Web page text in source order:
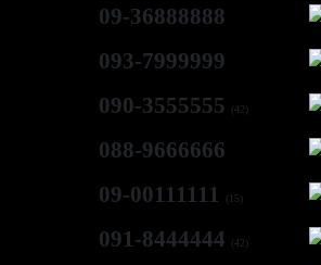
09-36888888
093-7999999
090-3555555 (42)
088-9666666
09-00111111 (15)
091-8444444 (42)